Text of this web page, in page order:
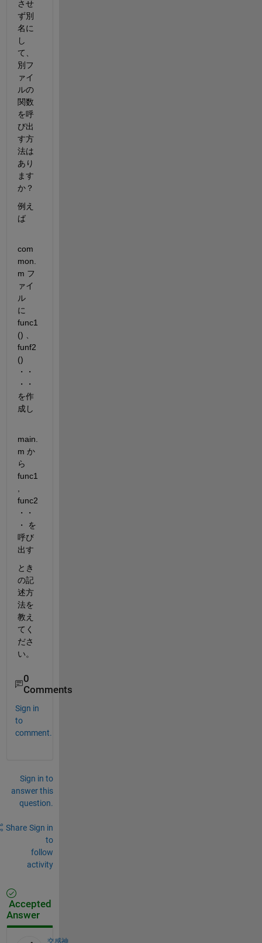
させ
ず別
名に
し
て、
別フ
ァイ
ルの
関数
を呼
び出
す方
法は
あり
ます
か？
例え
ば
com
mon.
m フ
ァイ
ル
に
func1
() 、
funf2
()
・・
・・
を作
成し
main.
m か
ら
func1
func2
・・
・ を
呼び
出す
とき
の記
述方
法を
教え
てく
ださ
い。
0
Comments
Sign in
to
comment.
Sign in to
answer this
question.
Share Sign in
to
follow
activity
Accepted
Answer
交感神